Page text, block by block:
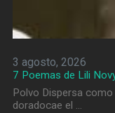
3 agosto, 2026
7 Poemas de Lili
Polvo Dispersa
doradocae el …